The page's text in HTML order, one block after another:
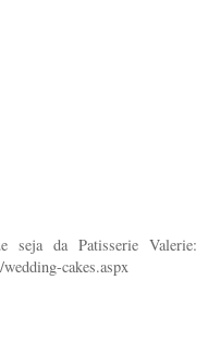
seja da Patisserie Valerie:
cakes.aspx